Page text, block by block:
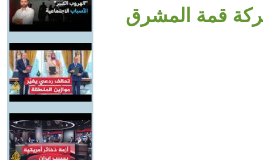
قمة المشرق